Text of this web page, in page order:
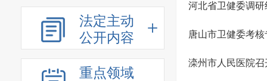
法定主动
公开内容
重点领域
河北省卫健委调
唐山市卫健委考
滦州市人民医院